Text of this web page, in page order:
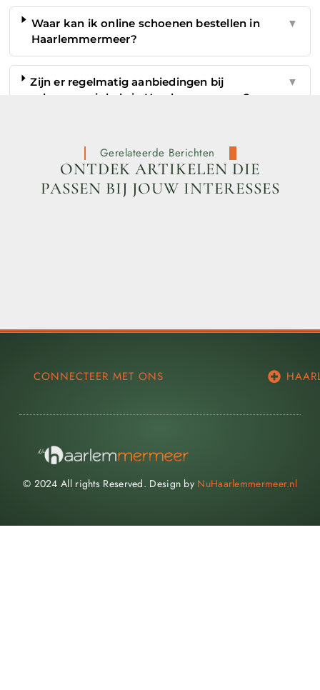
Waar kan ik online schoenen bestellen in
Haarlemmermeer?
▼
Zijn er regelmatig aanbiedingen bij
schoenenwinkels in Haarlemmermeer?
▼
Gerelateerde Berichten
ONTDEK ARTIKELEN DIE
PASSEN BIJ JOUW INTERESSES
CONNECTEER MET ONS
© 2024 All rights Reserved. Design by NuHaarlemmermeer.nl